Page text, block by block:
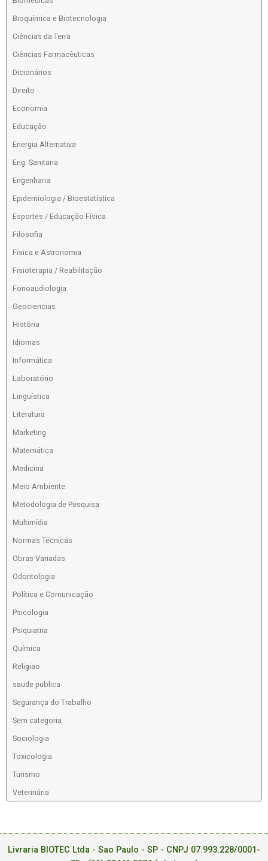
Bioquímica e Biotecnologia
Ciências da Terra
Ciências Farmacêuticas
Dicionários
Direito
Economia
Educação
Energia Alternativa
Eng. Sanitaria
Engenharia
Epidemiologia / Bioestatística
Esportes / Educação Física
Filosofia
Física e Astronomia
Fisioterapia / Reabilitação
Fonoaudiologia
Geociencias
História
Idiomas
Informática
Laboratório
Linguística
Literatura
Marketing
Matemática
Medicina
Meio Ambiente
Metodologia de Pesquisa
Multimídia
Normas Técnicas
Obras Variadas
Odontologia
Política e Comunicação
Psicologia
Psiquiatria
Química
Religiao
saude publica
Segurança do Trabalho
Sem categoria
Sociologia
Toxicologia
Turismo
Veterinária
Livraria BIOTEC Ltda - Sao Paulo - SP - CNPJ 07.993.228/0001-